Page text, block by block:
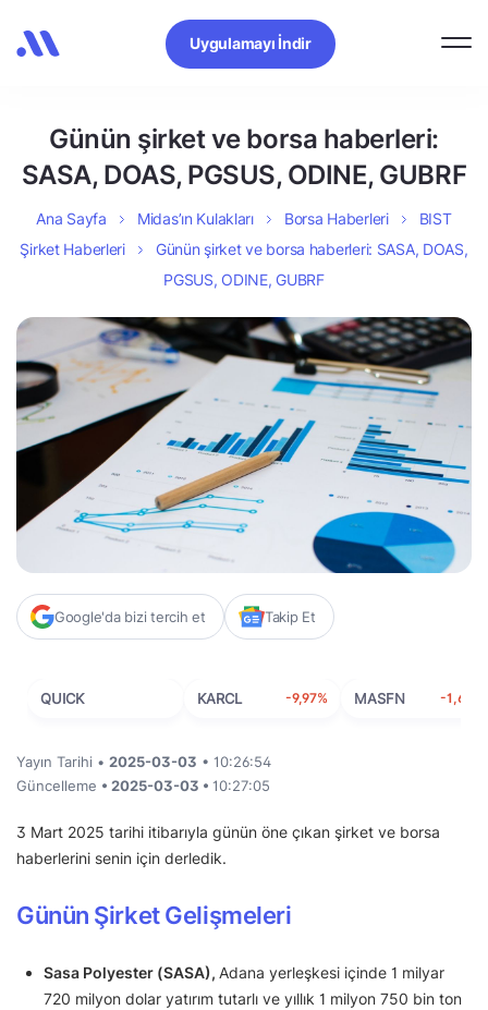
Uygulamayı İndir
Günün şirket ve borsa haberleri:
SASA, DOAS, PGSUS, ODINE, GUBRF
Ana Sayfa Midas’ın Kulakları Borsa Haberleri
BIST
Şirket Haberleri
Günün şirket ve borsa haberleri: SASA, DOAS,
PGSUS, ODINE, GUBRF
Google'da bizi tercih et Takip Et
QUICK KARCL -9,97% MASFN -1,63%
Yayın Tarihi • 2025-03-03 • 10:26:54
Güncelleme • 2025-03-03 • 10:27:05
3 Mart 2025 tarihi itibarıyla günün öne çıkan şirket ve borsa
haberlerini senin için derledik.
Günün Şirket Gelişmeleri
Sasa Polyester (SASA), Adana yerleşkesi içinde 1 milyar
720 milyon dolar yatırım tutarlı ve yıllık 1 milyon 750 bin ton